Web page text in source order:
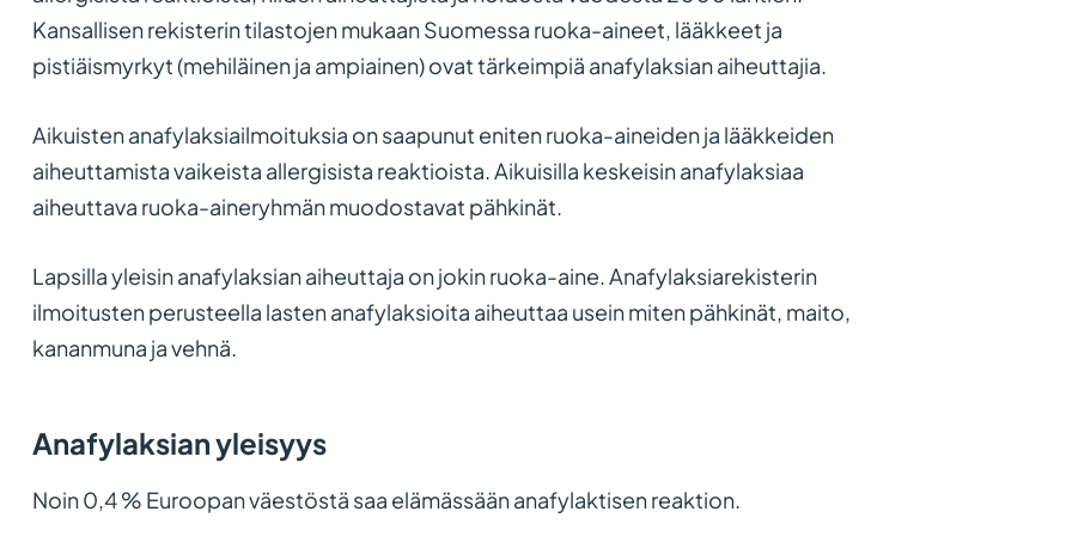
sivustolla.
Linkki
uuteen
välilehteen.)
Kansallisen rekisterin tilastojen mukaan Suomessa ruoka-aineet, lääkkeet ja
pistiäismyrkyt (mehiläinen ja ampiainen) ovat tärkeimpiä anafylaksian aiheuttajia.
Aikuisten anafylaksiailmoituksia on saapunut eniten ruoka-aineiden ja lääkkeiden
aiheuttamista vaikeista allergisista reaktioista. Aikuisilla keskeisin anafylaksiaa
aiheuttava ruoka-aineryhmän muodostavat pähkinät.
Lapsilla yleisin anafylaksian aiheuttaja on jokin ruoka-aine. Anafylaksiarekisterin
ilmoitusten perusteella lasten anafylaksioita aiheuttaa usein miten pähkinät, maito,
kananmuna ja vehnä.
Anafylaksian yleisyys
Noin 0,4 % Euroopan väestöstä saa elämässään anafylaktisen reaktion.